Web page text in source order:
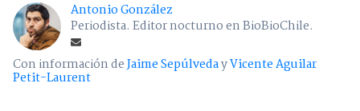
Antonio González
Periodista. Editor nocturno en BioBioChile.
Con información deJaime SepúlvedayVicente Aguilar
Petit-Laurent